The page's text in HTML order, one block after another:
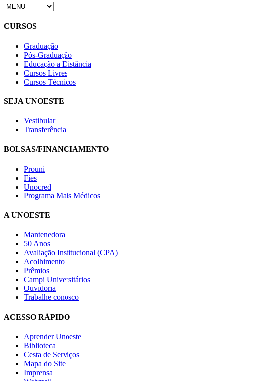
CURSOS
Graduação
Pós-Graduação
Educação a Distância
Cursos Livres
Cursos Técnicos
SEJA UNOESTE
Vestibular
Transferência
BOLSAS/FINANCIAMENTO
Prouni
Fies
Unocred
Programa Mais Médicos
A UNOESTE
Mantenedora
50 Anos
Avaliação Institucional (CPA)
Acolhimento
Prêmios
Campi Universitários
Ouvidoria
Trabalhe conosco
ACESSO RÁPIDO
Aprender Unoeste
Biblioteca
Cesta de Serviços
Mapa do Site
Imprensa